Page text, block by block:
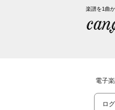
楽譜を1曲
電子
ロ